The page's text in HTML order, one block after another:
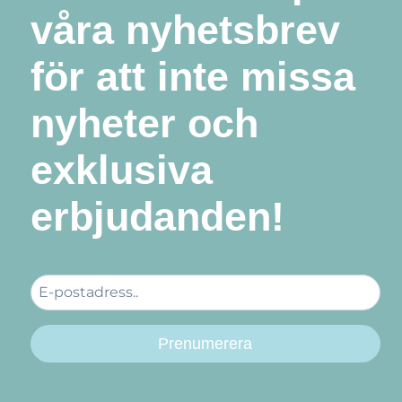
våra nyhetsbrev
för att inte missa
nyheter och
exklusiva
erbjudanden!
Prenumerera